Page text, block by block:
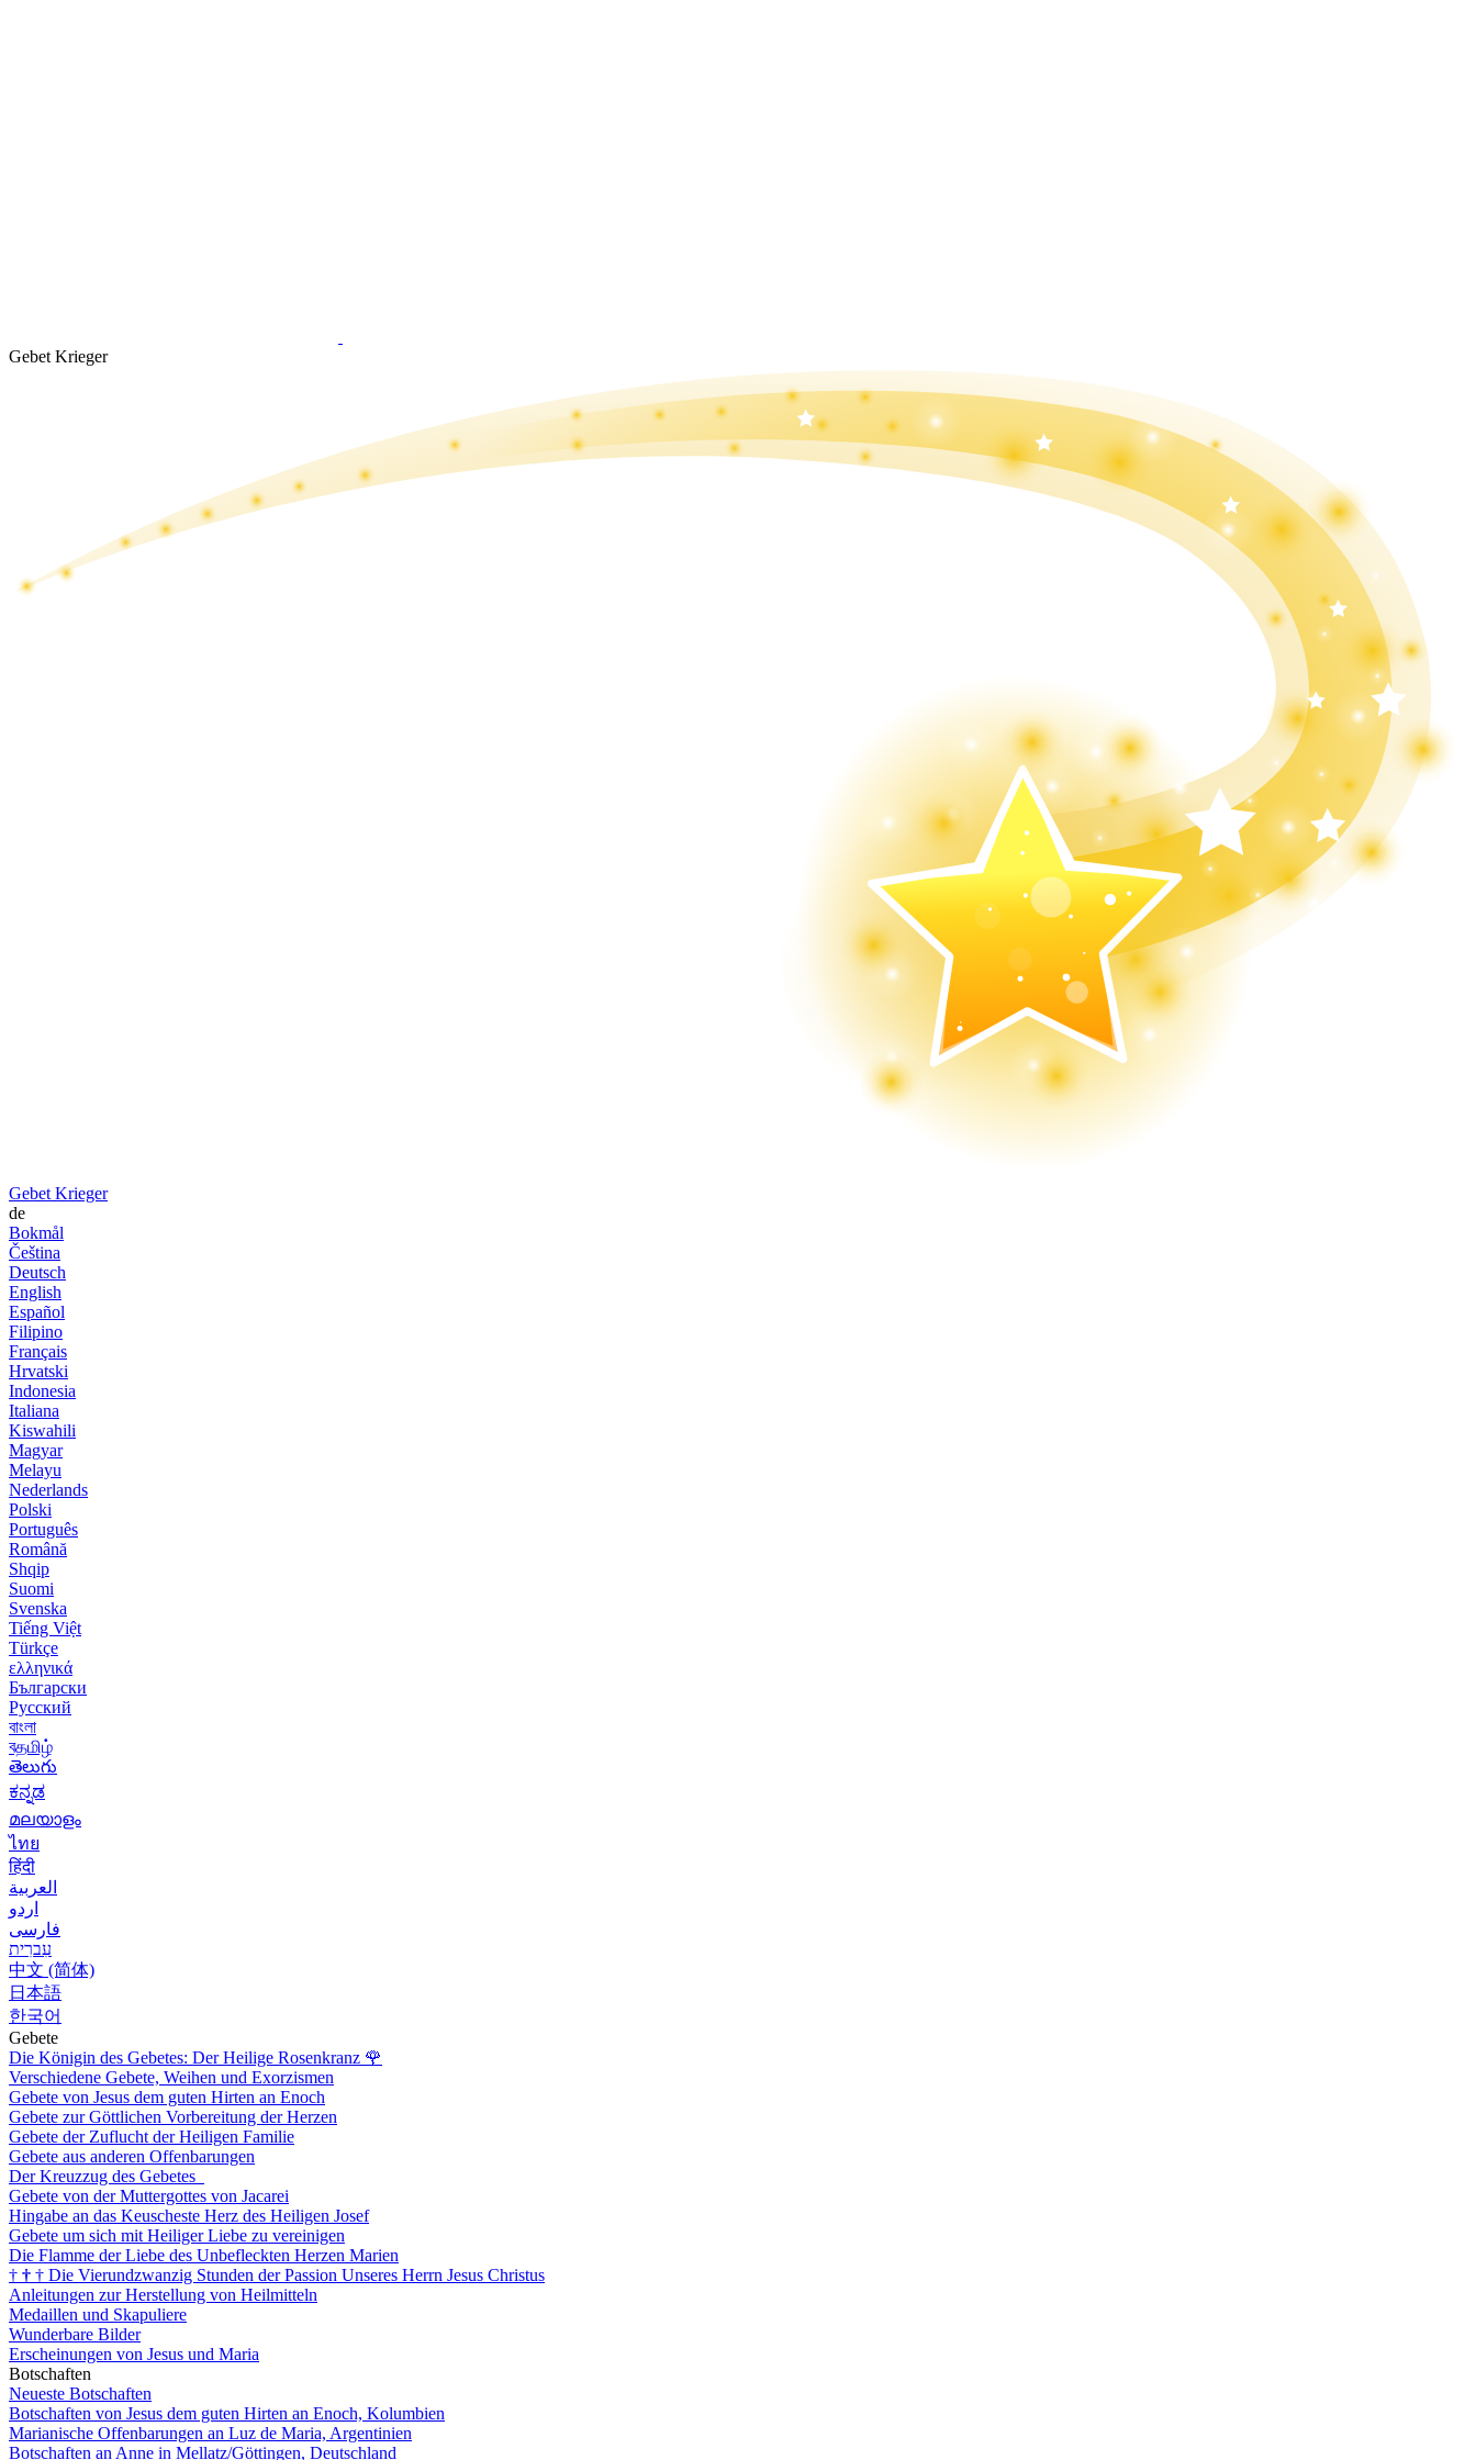
Gebet Krieger
Gebet Krieger
de
Bokmål
Čeština
Deutsch
English
Español
Filipino
Français
Hrvatski
Indonesia
Italiana
Kiswahili
Magyar
Melayu
Nederlands
Polski
Português
Română
Shqip
Suomi
Svenska
Tiếng Việt
Türkçe
ελληνικά
Български
Русский
বাংলা
বதமிழ்
తెలుగు
ಕನ್ನಡ
മലയാളം
ไทย
हिंदी
العربية
اردو
فارسی
עִברִית
中文 (简体)
日本語
한국어
Gebete
Die Königin des Gebetes: Der Heilige Rosenkranz 🌹
Verschiedene Gebete, Weihen und Exorzismen
Gebete von Jesus dem guten Hirten an Enoch
Gebete zur Göttlichen Vorbereitung der Herzen
Gebete der Zuflucht der Heiligen Familie
Gebete aus anderen Offenbarungen
Der Kreuzzug des Gebetes
Gebete von der Muttergottes von Jacarei
Hingabe an das Keuscheste Herz des Heiligen Josef
Gebete um sich mit Heiliger Liebe zu vereinigen
Die Flamme der Liebe des Unbefleckten Herzen Marien
† † † Die Vierundzwanzig Stunden der Passion Unseres Herrn Jesus Christus
Anleitungen zur Herstellung von Heilmitteln
Medaillen und Skapuliere
Wunderbare Bilder
Erscheinungen von Jesus und Maria
Botschaften
Neueste Botschaften
Botschaften von Jesus dem guten Hirten an Enoch, Kolumbien
Marianische Offenbarungen an Luz de Maria, Argentinien
Botschaften an Anne in Mellatz/Göttingen, Deutschland